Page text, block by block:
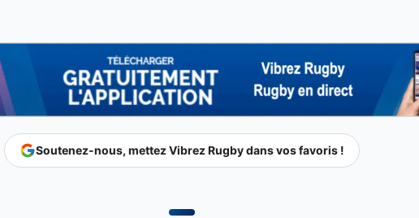
Soutenez-nous, mettez Vibrez Rugby dans vos favoris !